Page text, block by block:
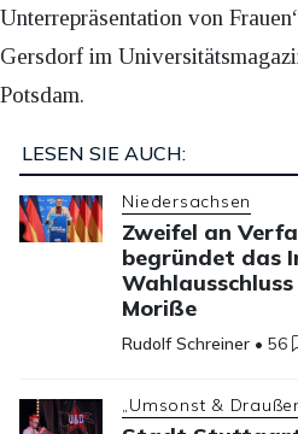
Unterrepräsentation von
Gersdorf im
Potsdam.
LESEN SIE AUCH:
Niedersachsen
Zweifel an
begründet das
Moriße
Rudolf Schreiner •56
„Umsonst &